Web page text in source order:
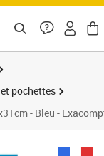
pochettes
- Bleu -